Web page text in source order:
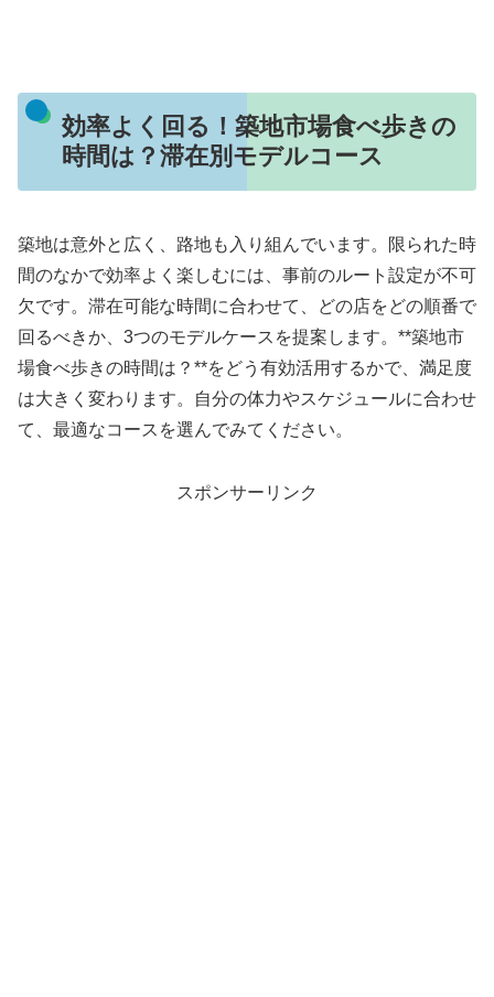
効率よく回る！築地市場食べ歩きの
時間は？滞在別モデルコース
築地は意外と広く、路地も入り組んでいます。限られた時
間のなかで効率よく楽しむには、事前のルート設定が不可
欠です。滞在可能な時間に合わせて、どの店をどの順番で
回るべきか、3つのモデルケースを提案します。**築地市
場食べ歩きの時間は？**をどう有効活用するかで、満足度
は大きく変わります。自分の体力やスケジュールに合わせ
て、最適なコースを選んでみてください。
スポンサーリンク